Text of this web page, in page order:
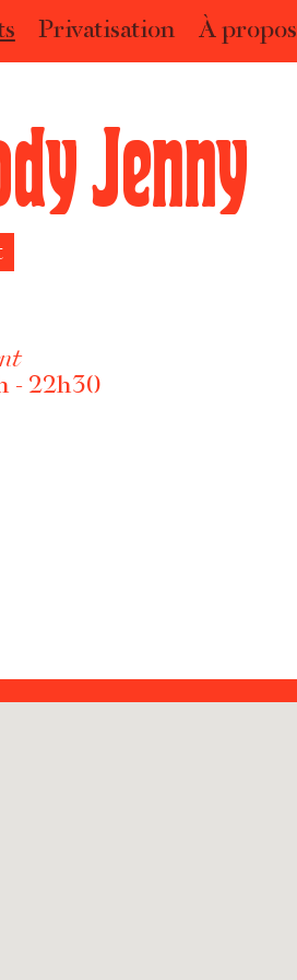
Privatisation À propos
Jenny
- 22h30